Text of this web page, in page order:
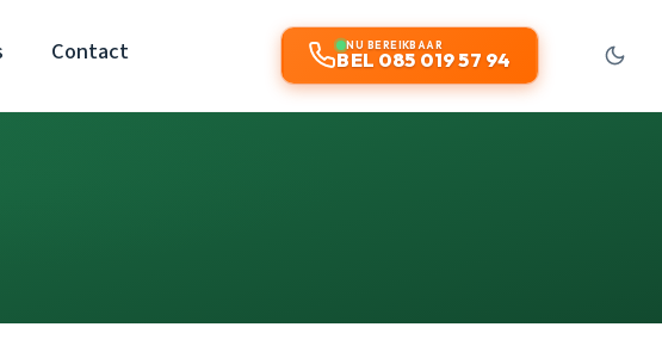
Contact NU BEREIKBAAR
BEL 085 019 57 94